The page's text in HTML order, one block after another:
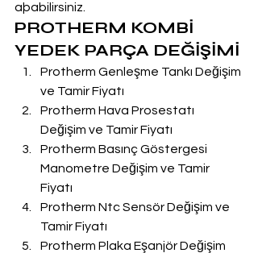
aþabilirsiniz.
PROTHERM KOMBİ
YEDEK PARÇA DEĞİŞİMİ
Protherm Genleşme Tankı Değişim
ve Tamir Fiyatı
Protherm Hava Prosestatı
Değişim ve Tamir Fiyatı
Protherm Basınç Göstergesi
Manometre Değişim ve Tamir
Fiyatı
Protherm Ntc Sensör Değişim ve
Tamir Fiyatı
Protherm Plaka Eşanjör Değişim